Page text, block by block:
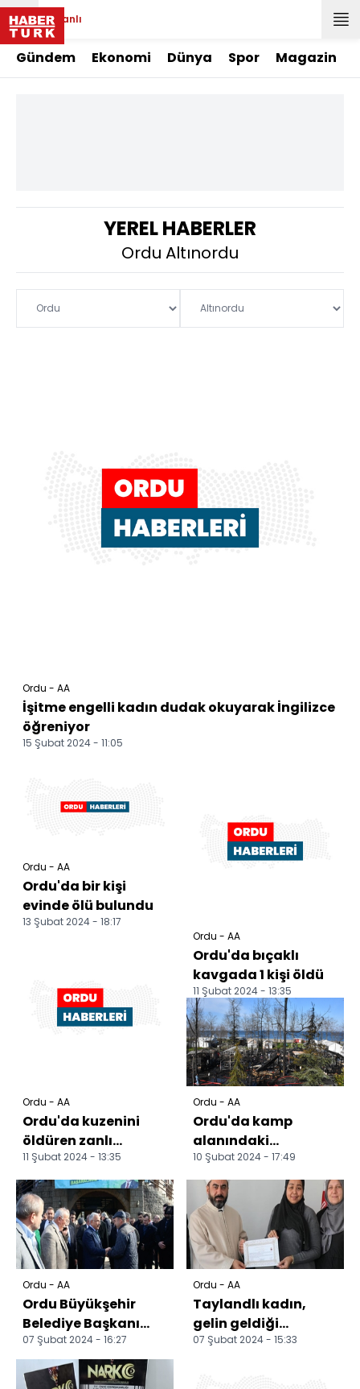
Canlı
Gündem Ekonomi Dünya Spor Magazin
YEREL HABERLER
Ordu Altınordu
Ordu - AA
İşitme engelli kadın dudak okuyarak İngilizce
öğreniyor
15 Şubat 2024 - 11:05
Ordu - AA
Ordu'da bir kişi
evinde ölü bulundu
13 Şubat 2024 - 18:17
Ordu - AA
Ordu'da kuzenini
öldüren zanlı
tutuklandı
11 Şubat 2024 - 13:35
Ordu - AA
Ordu'da bıçaklı
kavgada 1 kişi öldü
11 Şubat 2024 - 13:35
Ordu - AA
Ordu'da kamp
alanındaki
yangında 10 yapı
kullanılamaz hale
geldi
10 Şubat 2024 - 17:49
Ordu - AA
Ordu Büyükşehir
Belediye Başkanı
Güler Ünye'de
temaslarda bulundu
07 Şubat 2024 - 16:27
Ordu - AA
Taylandlı kadın,
gelin geldiği
Ordu'da Müslüman
07 Şubat 2024 - 15:33